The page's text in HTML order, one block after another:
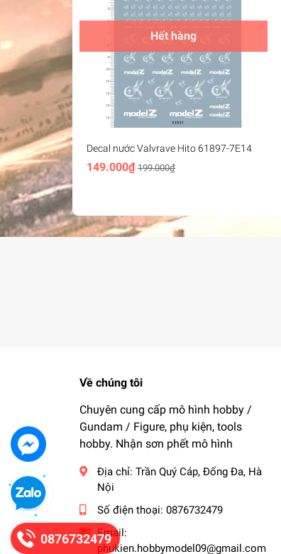
Hết hàng
Decal nước Valvrave Hito 61897-7E14
149.000₫ 199.000₫
Về chúng tôi
Chuyên cung cấp mô hình hobby /
Gundam / Figure, phụ kiện, tools
hobby. Nhận sơn phết mô hình
Địa chỉ: Trần Quý Cáp, Đống Đa, Hà
Nội
Số điện thoại: 0876732479
Email:
phukien.hobbymodel09@gmail.com
0876732479